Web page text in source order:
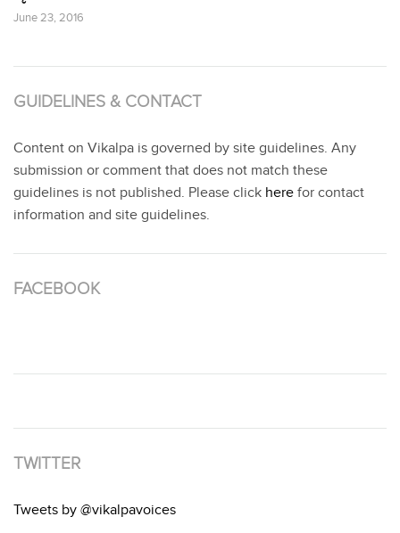
June 23, 2016
GUIDELINES & CONTACT
Content on Vikalpa is governed by site guidelines. Any
submission or comment that does not match these
guidelines is not published. Please click here for contact
information and site guidelines.
FACEBOOK
TWITTER
Tweets by @vikalpavoices